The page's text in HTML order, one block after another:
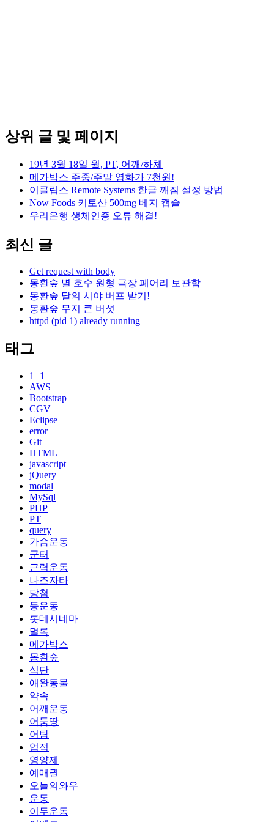
상위 글 및 페이지
19년 3월 18일 월, PT, 어깨/하체
메가박스 주중/주말 영화가 7천원!
이클립스 Remote Systems 한글 깨짐 설정 방법
Now Foods 키토산 500mg 베지 캡슐
우리은행 생체인증 오류 해결!
최신 글
Get request with body
몽환숲 별 호수 원형 극장 페어리 보관함
몽환숲 달의 시야 버프 받기!
몽환숲 무지 큰 버섯
httpd (pid 1) already running
태그
1+1
AWS
Bootstrap
CGV
Eclipse
error
Git
HTML
javascript
jQuery
modal
MySql
PHP
PT
query
가슴운동
군터
근력운동
나즈자타
당첨
등운동
롯데시네마
멀록
메가박스
몽환숲
식단
애완동물
약속
어깨운동
어둠땅
어탐
업적
영양제
예매권
오늘의와우
운동
이두운동